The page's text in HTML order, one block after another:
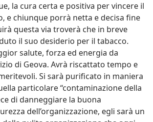
la cura certa e positiva per vincere il
e chiunque porrà netta e decisa fine
questa via troverà che in breve
il suo desiderio per il tabacco.
salute, forza ed energia da
di Geova. Avrà riscattato tempo e
Si sarà purificato in maniera
particolare “contaminazione della
di danneggiare la buona
dell’organizzazione, egli sarà un